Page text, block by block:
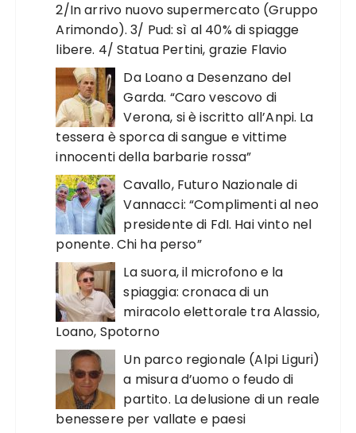
2/In arrivo nuovo supermercato (Gruppo
Arimondo). 3/ Pud: sì al 40% di spiagge
libere. 4/ Statua Pertini, grazie Flavio
Da Loano a Desenzano del
Garda. “Caro vescovo di
Verona, si è iscritto all’Anpi. La
tessera è sporca di sangue e vittime
innocenti della barbarie rossa”
Cavallo, Futuro Nazionale di
Vannacci: “Complimenti al neo
presidente di FdI. Hai vinto nel
ponente. Chi ha perso”
La suora, il microfono e la
spiaggia: cronaca di un
miracolo elettorale tra Alassio,
Loano, Spotorno
Un parco regionale (Alpi Liguri)
a misura d’uomo o feudo di
partito. La delusione di un reale
benessere per vallate e paesi